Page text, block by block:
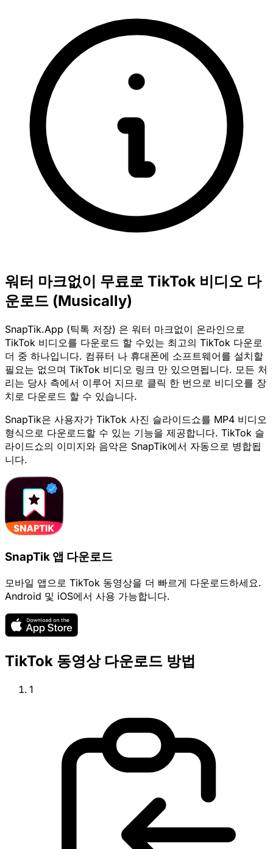
워터 마크없이 무료로 TikTok 비디오 다
운로드 (Musically)
SnapTik.App (틱톡 저장) 은 워터 마크없이 온라인으로
TikTok 비디오를 다운로드 할 수있는 최고의 TikTok 다운로
더 중 하나입니다. 컴퓨터 나 휴대폰에 소프트웨어를 설치할
필요는 없으며 TikTok 비디오 링크 만 있으면됩니다. 모든 처
리는 당사 측에서 이루어 지므로 클릭 한 번으로 비디오를 장
치로 다운로드 할 수 있습니다.
SnapTik은 사용자가 TikTok 사진 슬라이드쇼를 MP4 비디오
형식으로 다운로드할 수 있는 기능을 제공합니다. TikTok 슬
라이드쇼의 이미지와 음악은 SnapTik에서 자동으로 병합됩
니다.
SnapTik 앱 다운로드
모바일 앱으로 TikTok 동영상을 더 빠르게 다운로드하세요.
Android 및 iOS에서 사용 가능합니다.
TikTok 동영상 다운로드 방법
1